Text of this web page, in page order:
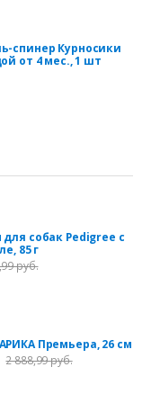
спинер Курносики
от 4 мес., 1 шт
собак Pedigree с
85 г
руб.
Премьера, 26 см
2 888,99 руб.